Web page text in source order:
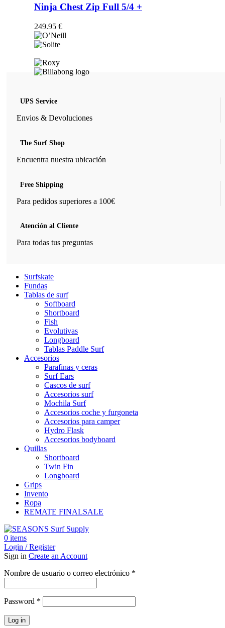
página
múltiples
variantes.
Ninja Chest Zip Full 5/4 +
249.95 €
UPS Service
Envios & Devoluciones
The Surf Shop
Encuentra nuestra ubicación
Free Shipping
Para pedidos superiores a 100€
Atención al Cliente
Para todas tus preguntas
Surfskate
Fundas
Tablas de surf
Softboard
Shortboard
Fish
Evolutivas
Longboard
Tablas Paddle Surf
Accesorios
Parafinas y ceras
Surf Ears
Cascos de surf
Accesorios surf
Mochila Surf
Accesorios coche y furgoneta
Accesorios para camper
Hydro Flask
Accesorios bodyboard
Quillas
Shortboard
Twin Fin
Longboard
Grips
Invento
Ropa
REMATE FINALSALE
0 items
Login / Register
Sign in Create an Account
Nombre de usuario o correo electrónico *
Password *
Log in